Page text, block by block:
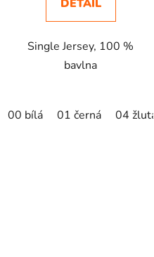
DETAIL
Single Jersey, 100 %
bavlna
00 bílá 01 černá 04 žlutá